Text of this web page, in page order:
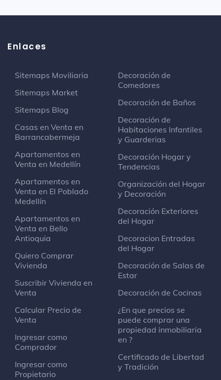
Enlaces
Sitemaps Moviliaria
Sitemaps Market
Sitemaps Blog
Casas en Venta en
Barrancabermeja
Apartamentos en
Venta en Medellín
Apartamentos en
Venta en El Poblado
Medellín
Apartamentos en
Venta en Bello
Antioquia
Quiero Comprar
Vivienda
Suscribir Vivienda en
Venta
Calcular Precio de
Venta
Ingresar como
Comprador
Ingresar como
Propietario
Decoración de
Comedores
Decoración de Baños
Decoración de
Habitaciones Infantiles
y Guarderias
Decoración Hogar y
Tendencias
Organización del Hogar
y Decoración
Decoración Exteriores
del Hogar
Decoracion Entradas
del Hogar
Decoración de Salas de
Estar
Decoración de Cocinas
¿En que precios se
puede comprar una
propiedad inmobiliaria
en ?
Certificado de Libertad
y Tradición